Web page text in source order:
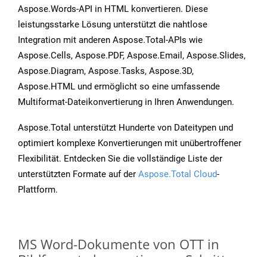
Aspose.Words-API in HTML konvertieren. Diese
leistungsstarke Lösung unterstützt die nahtlose
Integration mit anderen Aspose.Total-APIs wie
Aspose.Cells, Aspose.PDF, Aspose.Email, Aspose.Slides,
Aspose.Diagram, Aspose.Tasks, Aspose.3D,
Aspose.HTML und ermöglicht so eine umfassende
Multiformat-Dateikonvertierung in Ihren Anwendungen.
Aspose.Total unterstützt Hunderte von Dateitypen und
optimiert komplexe Konvertierungen mit unübertroffener
Flexibilität. Entdecken Sie die vollständige Liste der
unterstützten Formate auf der Aspose.Total Cloud-
Plattform.
MS Word-Dokumente von OTT in